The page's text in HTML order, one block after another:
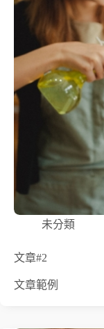
未分類
文章#2
文章範例